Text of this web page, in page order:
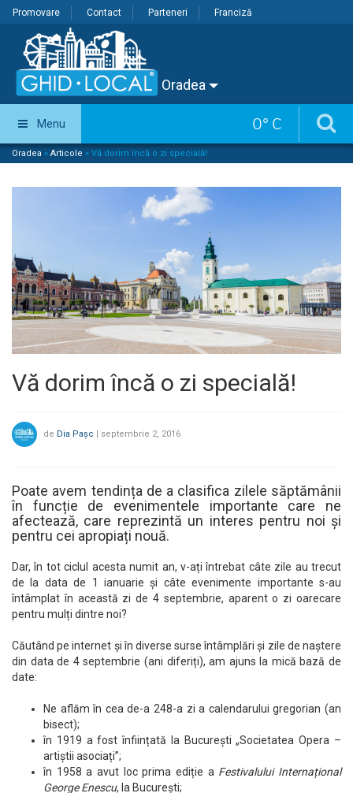
Promovare Contact Parteneri Franciză
Oradea
0° C
Menu
Oradea » Articole » Vă dorim încă o zi specială!
Vă dorim încă o zi specială!
de Dia Pașc | septembrie 2, 2016
Poate avem tendința de a clasifica zilele săptămânii
în funcție de evenimentele importante care ne
afectează, care reprezintă un interes pentru noi și
pentru cei apropiați nouă.
Dar, în tot ciclul acesta numit an, v-ați întrebat câte zile au trecut
de la data de 1 ianuarie și câte evenimente importante s-au
întâmplat în această zi de 4 septembrie, aparent o zi oarecare
pentru mulți dintre noi?
Căutând pe internet și în diverse surse întâmplări și zile de naștere
din data de 4 septembrie (ani diferiți), am ajuns la mică bază de
date:
Ne aflăm în cea de-a 248-a zi a calendarului gregorian (an
bisect);
în 1919 a fost înființată la București „Societatea Opera –
artiștii asociați”;
în 1958 a avut loc prima ediție a Festivalului Internațional
George Enescu, la București;